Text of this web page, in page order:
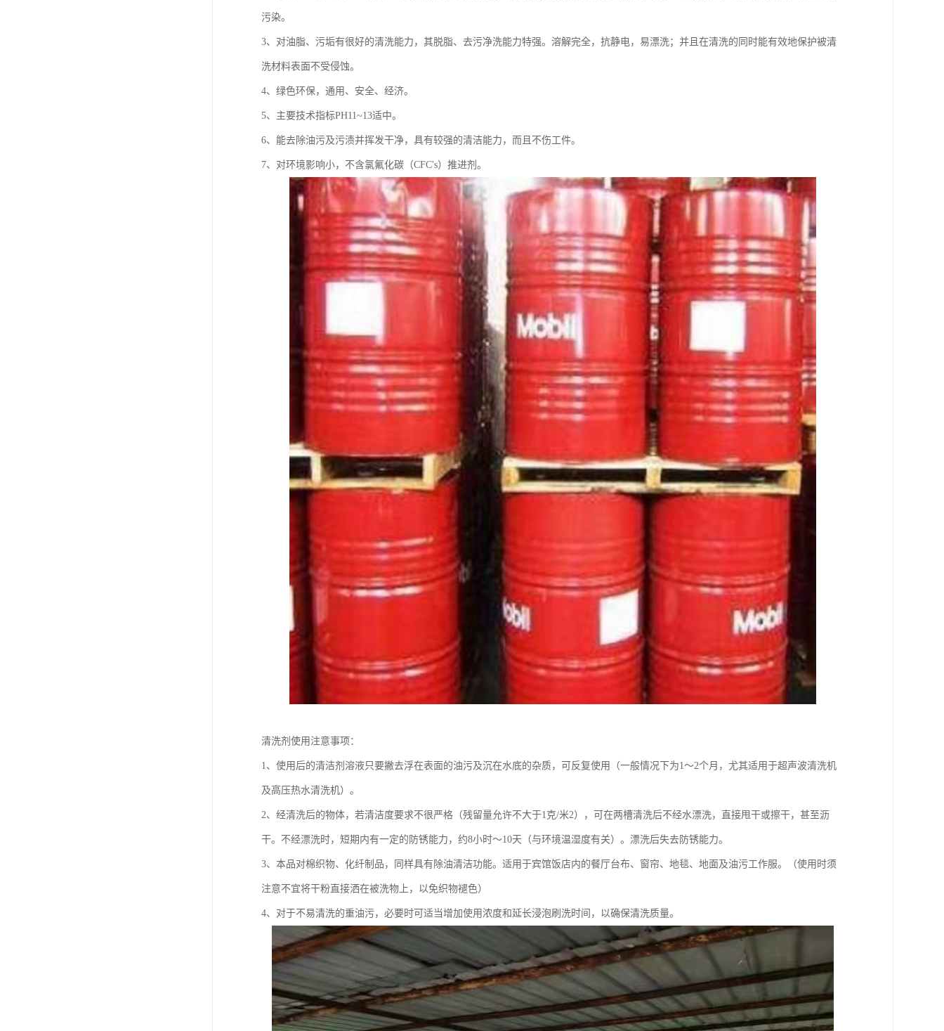
污染。
3、对油脂、污垢有很好的清洗能力，其脱脂、去污净洗能力特强。溶解完全，抗静电，易漂洗；并且在清洗的同时能有效地保护被清
洗材料表面不受侵蚀。
4、绿色环保，通用、安全、经济。
5、主要技术指标PH11~13适中。
6、能去除油污及污渍并挥发干净，具有较强的清洁能力，而且不伤工件。
7、对环境影响小，不含氯氟化碳（CFC's）推进剂。
清洗剂使用注意事项：
1、使用后的清洁剂溶液只要撇去浮在表面的油污及沉在水底的杂质，可反复使用（一般情况下为1～2个月，尤其适用于超声波清洗机
及高压热水清洗机）。
2、经清洗后的物体，若清洁度要求不很严格（残留量允许不大于1克/米2），可在两槽清洗后不经水漂洗，直接甩干或擦干，甚至沥
干。不经漂洗时，短期内有一定的防锈能力，约8小时～10天（与环境温湿度有关）。漂洗后失去防锈能力。
3、本品对棉织物、化纤制品，同样具有除油清洁功能。适用于宾馆饭店内的餐厅台布、窗帘、地毯、地面及油污工作服。（使用时须
注意不宜将干粉直接洒在被洗物上，以免织物褪色）
4、对于不易清洗的重油污，必要时可适当增加使用浓度和延长浸泡刷洗时间，以确保清洗质量。